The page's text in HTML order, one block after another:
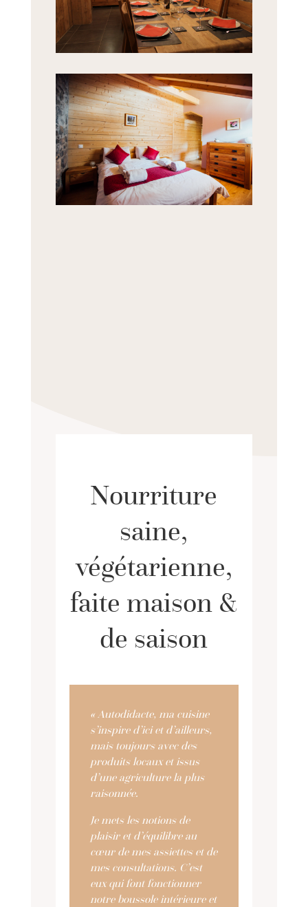
Nourriture
saine,
végétarienne,
faite maison &
de saison
« Autodidacte, ma cuisine
s’inspire d’ici et d’ailleurs,
mais toujours avec des
produits locaux et issus
d’une agriculture la plus
raisonnée.
Je mets les notions de
plaisir et d’équilibre au
cœur de mes assiettes et de
mes consultations. C’est
eux qui font fonctionner
notre boussole intérieure et